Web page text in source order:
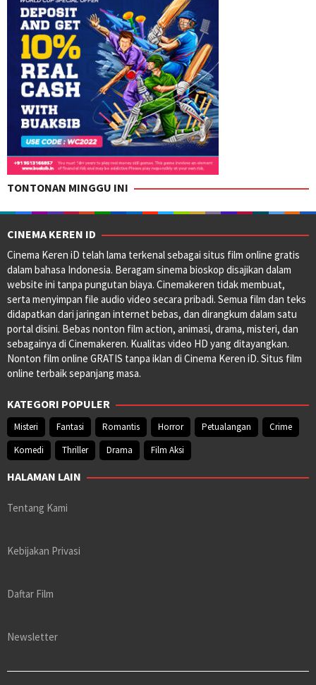
TONTONAN MINGGU INI
CINEMA KEREN ID
Cinema Keren iD telah lama terkenal sebagai situs film online gratis
dalam bahasa Indonesia. Beragam sinema bioskop disajikan dalam
website ini tanpa pungutan biaya. Cinemakeren tidak membuat,
serta menyimpan file audio video secara pribadi. Semua film dan teks
didapatkan dari jaringan internet bebas, dan dirangkum dalam satu
portal disini. Bebas nonton film action, animasi, drama, misteri, dan
sebagainya di Cinemakeren. Kualitas video HD yang ditayangkan.
Nonton film online GRATIS tanpa iklan di Cinema Keren iD. Situs film
online terbaik sepanjang masa.
KATEGORI POPULER
Misteri Fantasi Romantis Horror Petualangan
Crime
Komedi
Thriller Drama Film Aksi
HALAMAN LAIN
Tentang Kami
Kebijakan Privasi
Daftar Film
Newsletter